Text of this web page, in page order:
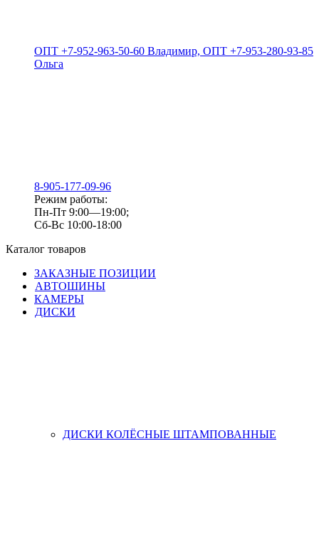
ОПТ +7-952-963-50-60 Владимир, ОПТ +7-953-280-93-85
Ольга
8-905-177-09-96
Режим работы:
Пн-Пт 9:00—19:00;
Сб-Вс 10:00-18:00
Каталог товаров
ЗАКАЗНЫЕ ПОЗИЦИИ
АВТОШИНЫ
КАМЕРЫ
ДИСКИ
ДИСКИ КОЛЁСНЫЕ ШТАМПОВАННЫЕ